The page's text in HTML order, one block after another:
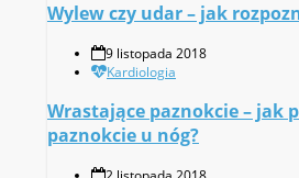
Wylew czy udar – jak
9 listopada 2018
Kardiologia
Wrastające paznokcie – jak
paznokcie u nóg?